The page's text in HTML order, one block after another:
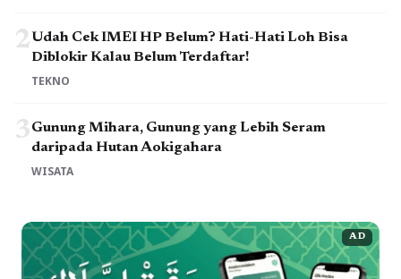
2Udah Cek IMEI HP Belum? Hati-Hati Loh Bisa
Diblokir Kalau Belum Terdaftar!
TEKNO
3Gunung Mihara, Gunung yang Lebih Seram
daripada Hutan Aokigahara
WISATA
AD